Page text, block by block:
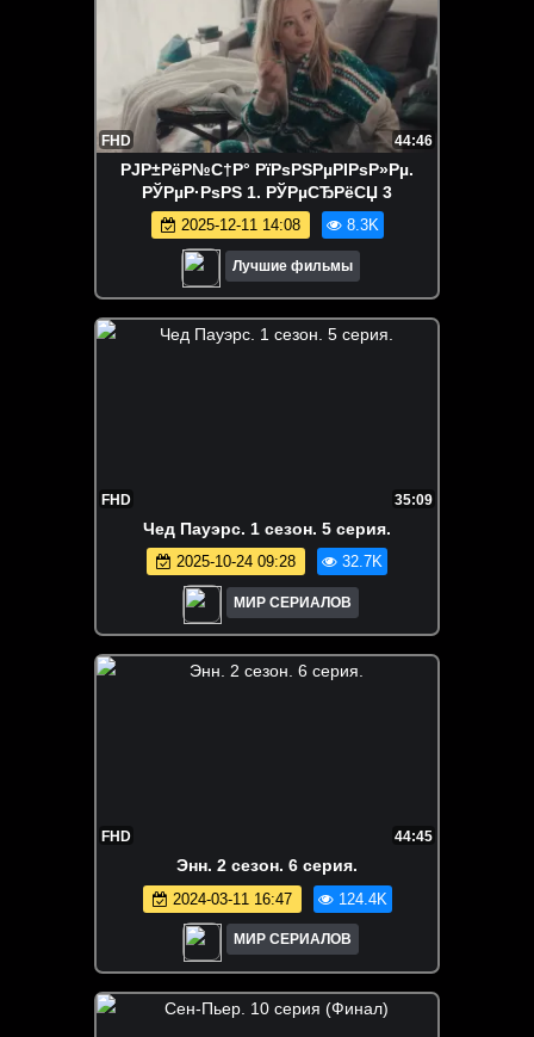
FHD 44:46
РЈР±РёР№С†Р° РїРѕРЅРµРІРѕР»Рµ.
РЎРµР·РѕРЅ 1. РЎРµСЂРёСЏ 3
2025-12-11 14:08 8.3K
Лучшие фильмы
FHD 35:09
Чед Пауэрс. 1 сезон. 5 серия.
2025-10-24 09:28 32.7K
МИР СЕРИАЛОВ
FHD 44:45
Энн. 2 сезон. 6 серия.
2024-03-11 16:47 124.4K
МИР СЕРИАЛОВ